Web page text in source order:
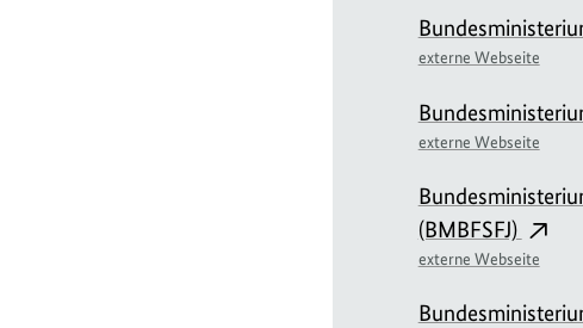
externe Webseite
externe Webseite
(BMBFSFJ)
externe Webseite